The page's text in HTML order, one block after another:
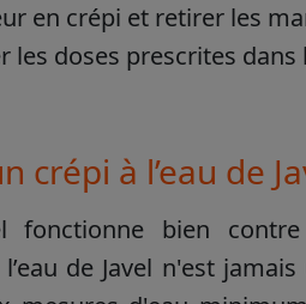
en crépi et retirer les
les doses prescrites dans
crépi à l’eau de
fonctionne bien contre
de Javel n'est